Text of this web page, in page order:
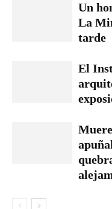
Un
La
tarde
El